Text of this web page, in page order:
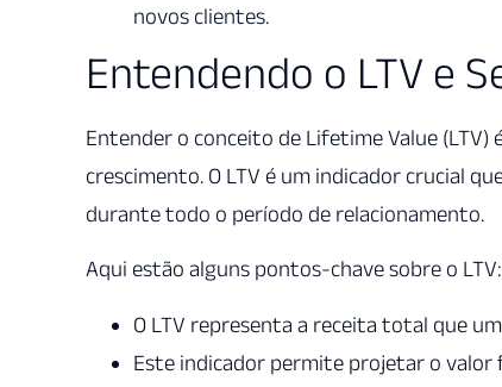
novos clientes.
Entendendo o LTV e
Entender o conceito de Lifetime Value (LTV)
crescimento. O LTV é um indicador crucial
durante todo o período de relacionamento.
Aqui estão alguns pontos-chave sobre o LTV:
O LTV representa a receita total que
Este indicador permite projetar o valor